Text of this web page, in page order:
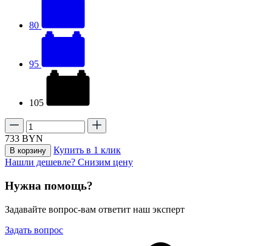
80
95
105
733 BYN
В корзину
Купить в 1 клик
Нашли дешевле? Снизим цену
Нужна помощь?
Задавайте вопрос-вам ответит наш эксперт
Задать вопрос